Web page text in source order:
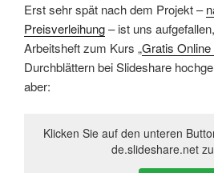
Erst sehr spät nach dem Projekt –
Preisverleihung– ist uns
Arbeitsheft zum Kurs „Gratis Online
Durchblättern bei Slideshare
aber:
Klicken Sie auf den unteren
de.slideshare.net